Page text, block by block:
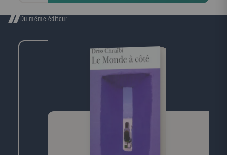
poumon. Les mêmes procédés ont été remis au goût
pour faire du déclin des abeilles un «mystère» sans
lien avec les nouvelles générations d'insecticides. Ils
sont également à l'?uvre dans l'affaire du bisphénol
A, l'un des plus graves scandales sanitaires de ces
pour laisser les chercheurs s'exprimer librement... Au-
delà de tout militantisme, La Fabrique du mensonge
décortique les mécanismes de ces man?uvres et
montre comment abîmer la science et détruire le
savoir met nos vies en danger.
Du même éditeur